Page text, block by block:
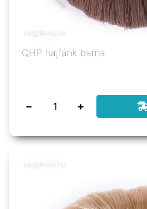
QHP hajfánk barna
− +